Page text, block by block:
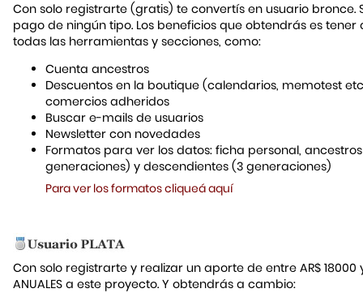
Con solo registrarte (gratis) te convertís en usuario bronce.
pago de ningún tipo. Los beneficios que obtendrás es tener
todas las herramientas y secciones, como:
Cuenta ancestros
Descuentos en la boutique (calendarios, memotest
comercios adheridos
Buscar e-mails de usuarios
Newsletter con novedades
Formatos para ver los datos: ficha personal,
generaciones) y descendientes (3 generaciones)
Para ver los formatos cliqueá aquí
Con solo registrarte y realizar un aporte de entre AR$ 18000
ANUALES a este proyecto. Y obtendrás a cambio: